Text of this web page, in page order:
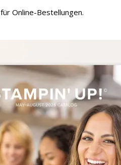
für Online-Bestellungen.